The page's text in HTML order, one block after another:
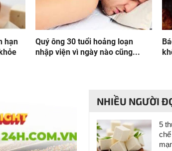
hạn
Quý ông 30 tuổi hoảng loạn
nhập viện vì ngày nào cũng...
NHIỀU NGƯỜI
5